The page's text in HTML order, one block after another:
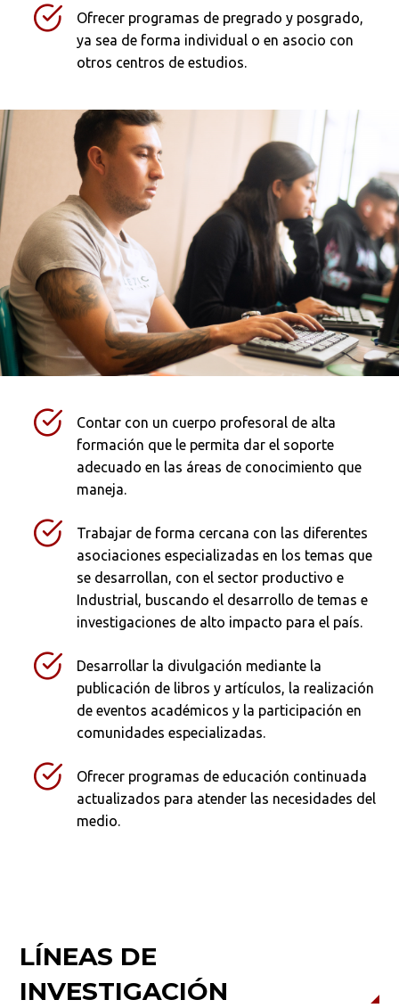
Ofrecer programas de pregrado y posgrado,
ya sea de forma individual o en asocio con
otros centros de estudios.
Contar con un cuerpo profesoral de alta
formación que le permita dar el soporte
adecuado en las áreas de conocimiento que
maneja.
Trabajar de forma cercana con las diferentes
asociaciones especializadas en los temas que
se desarrollan, con el sector productivo e
Industrial, buscando el desarrollo de temas e
investigaciones de alto impacto para el país.
Desarrollar la divulgación mediante la
publicación de libros y artículos, la realización
de eventos académicos y la participación en
comunidades especializadas.
Ofrecer programas de educación continuada
actualizados para atender las necesidades del
medio.
LÍNEAS DE
INVESTIGACIÓN